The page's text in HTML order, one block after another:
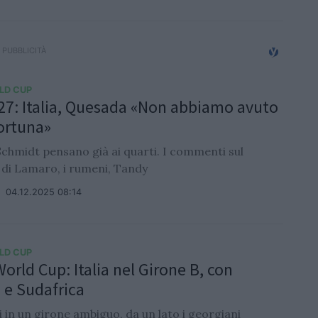
CUP
Italia, Quesada «Non abbiamo avuto
pensano già ai quarti. I commenti sul
Lamaro, i rumeni, Tandy
04.12.2025 08:14
CUP
Cup: Italia nel Girone B, con
Sudafrica
in un girone ambiguo, da un lato i georgiani